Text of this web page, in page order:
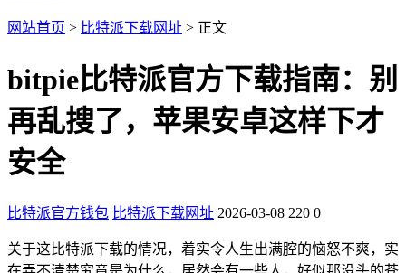
网站首页 > 比特派下载网址 > 正文
bitpie比特派官方下载指南：别
再乱搜了，苹果安卓这样下才
安全
比特派官方钱包 比特派下载网址 2026-03-08 220 0
关于这比特派下载的情况，着实令人生出满腔的恼怒不爽，实